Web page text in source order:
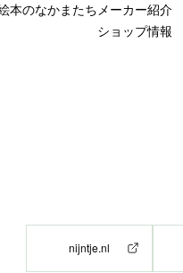
本のなかまたち メーカー紹介
ショップ情報
nijntje.nl